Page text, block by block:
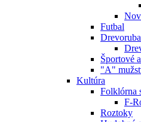
Futbal
Športové
"A"
Kultúra
Folklórna
F-
Roztoky